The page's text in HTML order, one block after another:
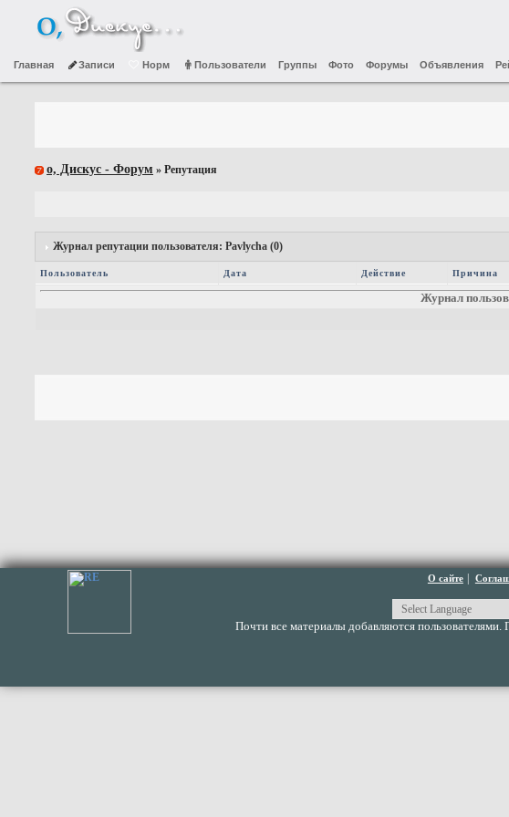
Главная Записи Норм Пользователи Группы Фото Форумы Объявления
о, Дискус - Форум » Репутация
Журнал репутации пользователя: Pavlycha (0)
Пользователь Дата Действие Причина
Журнал
О сайте
Почти все материалы добавляются